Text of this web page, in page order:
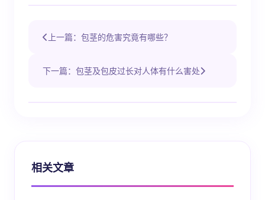
上一篇：包茎的危害究竟有哪些？
下一篇：包茎及包皮过长对人体有什么害处
相关文章